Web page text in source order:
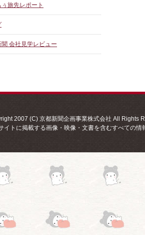
ぅ旅先レポート
会社見学レビュー
2007 (C) 京都新聞企画事業株式会社 All Rights
イトに掲載する画像・映像・文書を含むすべての